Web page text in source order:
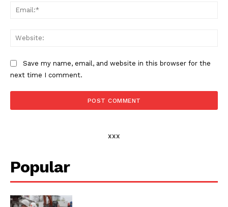
Save my name, email, and website in this browser for the
next time I comment.
xxx
Popular